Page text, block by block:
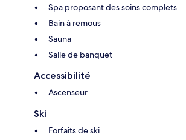
Spa proposant des soins complets
Bain à remous
Sauna
Salle de banquet
Accessibilité
Ascenseur
Ski
Forfaits de ski